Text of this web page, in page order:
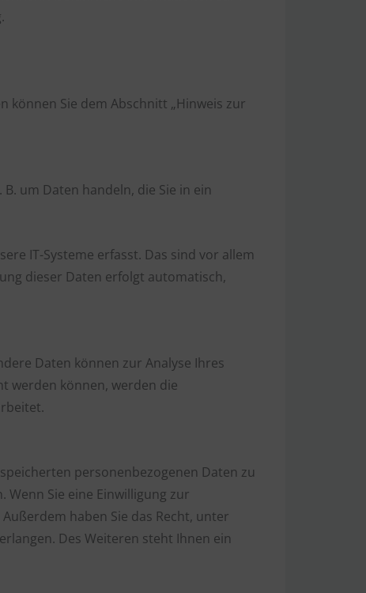
Sie dem Abschnitt „Hinweis zur
um Daten handeln, die Sie in ein
IT-Systeme erfasst. Das sind vor allem
dieser Daten erfolgt automatisch,
Daten können zur Analyse Ihres
werden können, werden die
personenbezogenen Daten zu
Sie eine Einwilligung zur
haben Sie das Recht, unter
Des Weiteren steht Ihnen ein